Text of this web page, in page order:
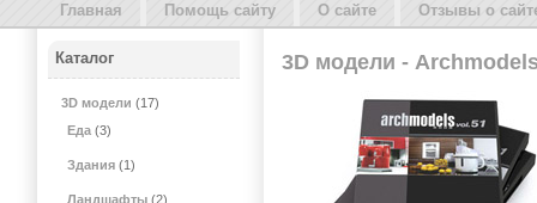
Главная Помощь сайту О сайте Отзывы о
3D модели -
Каталог
3D модели (17)
Еда (3)
Здания (1)
Ландшафты (2)